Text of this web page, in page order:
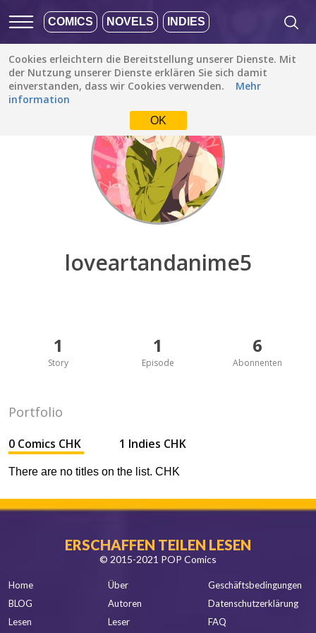
COMICS NOVELS INDIES
Cookies erleichtern die Bereitstellung unserer Dienste. Mit
der Nutzung unserer Dienste erklären Sie sich damit
einverstanden, dass wir Cookies verwenden.
Mehr
information
OK
Entdecken / loveartandanime5
loveartandanime5
1
Story
1
Episode
6
Abonnenten
Portfolio
0 Comics CHK 1 Indies CHK
There are no titles on the list. CHK
ERSCHAFFEN TEILEN LESEN
© 2015-2021 POP Comics
Home
BLOG
Lesen
Über
Autoren
Leser
Geschäftsbedingungen
Datenschutzerklärung
FAQ